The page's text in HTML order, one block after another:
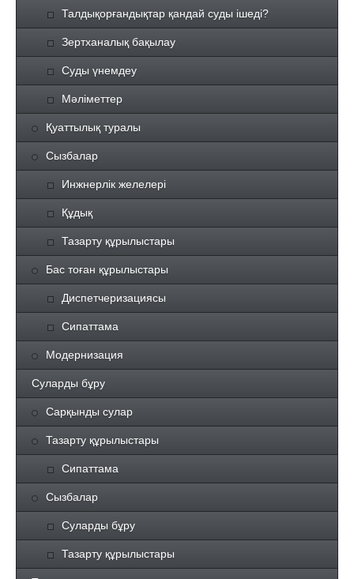
Талдықорғандықтар қандай суды ішеді?
Зертханалық бақылау
Суды үнемдеу
Мәліметтер
Қуаттылық туралы
Сызбалар
Инжнерлік желелері
Құдық
Тазарту құрылыстары
Бас тоған құрылыстары
Диспетчеризациясы
Сипаттама
Модернизация
Суларды бұру
Сарқынды сулар
Тазарту құрылыстары
Сипаттама
Сызбалар
Суларды бұру
Тазарту құрылыстары